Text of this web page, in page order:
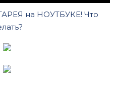
на НОУТБУКЕ! Что